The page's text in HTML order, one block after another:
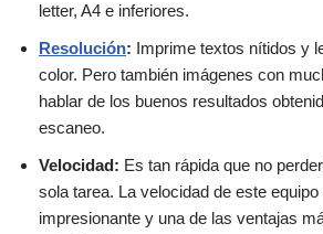
letter, A4 e inferiores.
Resolución: Imprime textos nítidos y
color. Pero también imágenes con
hablar de los buenos resultados
escaneo.
Velocidad: Es tan rápida que no
sola tarea. La velocidad de este
impresionante y una de las ventajas